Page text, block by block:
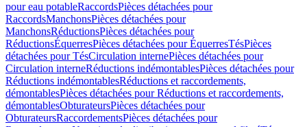
pour eau potableRaccordsPièces détachées pour
RaccordsManchonsPièces détachées pour
ManchonsRéductionsPièces détachées pour
RéductionsÉquerresPièces détachées pour ÉquerresTésPièces
détachées pour TésCirculation internePièces détachées pour
Circulation interneRéductions indémontablesPièces détachées pour
Réductions indémontablesRéductions et raccordements,
démontablesPièces détachées pour Réductions et raccordements,
démontablesObturateursPièces détachées pour
ObturateursRaccordementsPièces détachées pour